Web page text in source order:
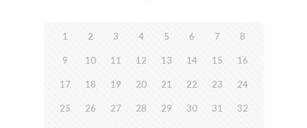
1 2 3 4 5 6 7 8
9 10 11 12 13 14 15 16
17 18 19 20 21 22 23 24
25 26 27 28 29 30 31 32